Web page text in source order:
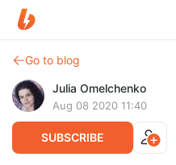
Go to blog
Julia Omelchenko
Aug 08 2020 11:40
SUBSCRIBE